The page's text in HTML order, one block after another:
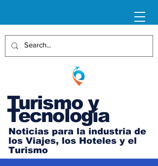
Turismo y
Tecnología
Noticias para la industria de
los Viajes, los Hoteles y el
Turismo